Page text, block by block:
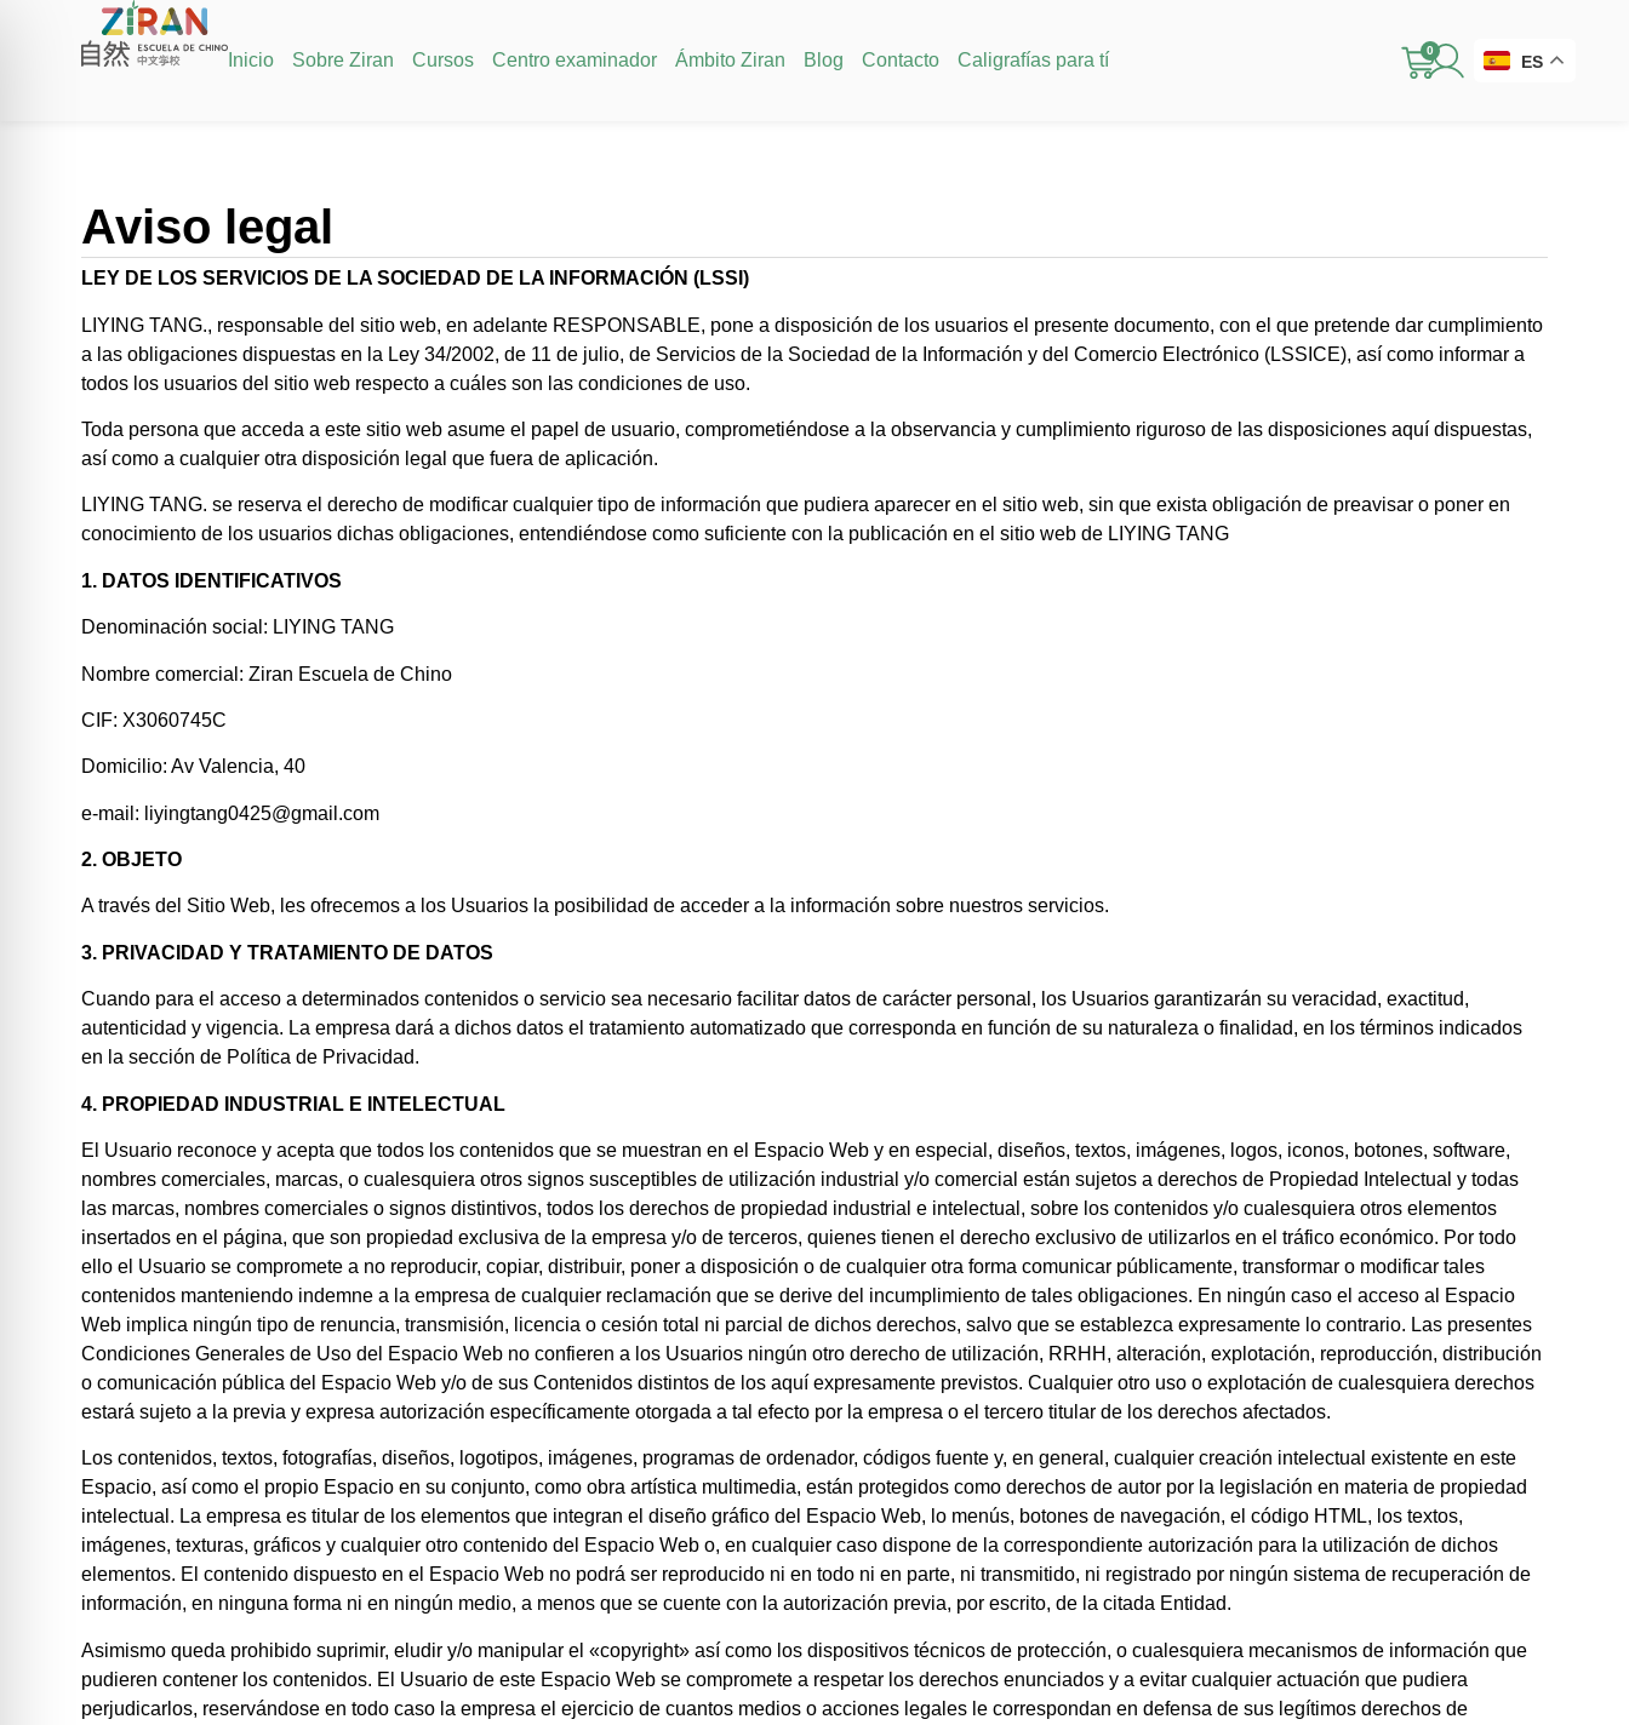
Inicio Sobre Ziran Cursos Centro examinador Ámbito Ziran Blog Contacto Caligrafías para tí ES
0
Aviso legal
LEY DE LOS SERVICIOS DE LA SOCIEDAD DE LA INFORMACIÓN (LSSI)
LIYING TANG., responsable del sitio web, en adelante RESPONSABLE, pone a disposición de los usuarios el presente documento, con el que pretende dar cumplimiento
a las obligaciones dispuestas en la Ley 34/2002, de 11 de julio, de Servicios de la Sociedad de la Información y del Comercio Electrónico (LSSICE), así como informar a
todos los usuarios del sitio web respecto a cuáles son las condiciones de uso.
Toda persona que acceda a este sitio web asume el papel de usuario, comprometiéndose a la observancia y cumplimiento riguroso de las disposiciones aquí dispuestas,
así como a cualquier otra disposición legal que fuera de aplicación.
LIYING TANG. se reserva el derecho de modificar cualquier tipo de información que pudiera aparecer en el sitio web, sin que exista obligación de preavisar o poner en
conocimiento de los usuarios dichas obligaciones, entendiéndose como suficiente con la publicación en el sitio web de LIYING TANG
1. DATOS IDENTIFICATIVOS
Denominación social: LIYING TANG
Nombre comercial: Ziran Escuela de Chino
CIF: X3060745C
Domicilio: Av Valencia, 40
e-mail: liyingtang0425@gmail.com
2. OBJETO
A través del Sitio Web, les ofrecemos a los Usuarios la posibilidad de acceder a la información sobre nuestros servicios.
3. PRIVACIDAD Y TRATAMIENTO DE DATOS
Cuando para el acceso a determinados contenidos o servicio sea necesario facilitar datos de carácter personal, los Usuarios garantizarán su veracidad, exactitud,
autenticidad y vigencia. La empresa dará a dichos datos el tratamiento automatizado que corresponda en función de su naturaleza o finalidad, en los términos indicados
en la sección de Política de Privacidad.
4. PROPIEDAD INDUSTRIAL E INTELECTUAL
El Usuario reconoce y acepta que todos los contenidos que se muestran en el Espacio Web y en especial, diseños, textos, imágenes, logos, iconos, botones, software,
nombres comerciales, marcas, o cualesquiera otros signos susceptibles de utilización industrial y/o comercial están sujetos a derechos de Propiedad Intelectual y todas
las marcas, nombres comerciales o signos distintivos, todos los derechos de propiedad industrial e intelectual, sobre los contenidos y/o cualesquiera otros elementos
insertados en el página, que son propiedad exclusiva de la empresa y/o de terceros, quienes tienen el derecho exclusivo de utilizarlos en el tráfico económico. Por todo
ello el Usuario se compromete a no reproducir, copiar, distribuir, poner a disposición o de cualquier otra forma comunicar públicamente, transformar o modificar tales
contenidos manteniendo indemne a la empresa de cualquier reclamación que se derive del incumplimiento de tales obligaciones. En ningún caso el acceso al Espacio
Web implica ningún tipo de renuncia, transmisión, licencia o cesión total ni parcial de dichos derechos, salvo que se establezca expresamente lo contrario. Las presentes
Condiciones Generales de Uso del Espacio Web no confieren a los Usuarios ningún otro derecho de utilización, RRHH, alteración, explotación, reproducción, distribución
o comunicación pública del Espacio Web y/o de sus Contenidos distintos de los aquí expresamente previstos. Cualquier otro uso o explotación de cualesquiera derechos
estará sujeto a la previa y expresa autorización específicamente otorgada a tal efecto por la empresa o el tercero titular de los derechos afectados.
Los contenidos, textos, fotografías, diseños, logotipos, imágenes, programas de ordenador, códigos fuente y, en general, cualquier creación intelectual existente en este
Espacio, así como el propio Espacio en su conjunto, como obra artística multimedia, están protegidos como derechos de autor por la legislación en materia de propiedad
intelectual. La empresa es titular de los elementos que integran el diseño gráfico del Espacio Web, lo menús, botones de navegación, el código HTML, los textos,
imágenes, texturas, gráficos y cualquier otro contenido del Espacio Web o, en cualquier caso dispone de la correspondiente autorización para la utilización de dichos
elementos. El contenido dispuesto en el Espacio Web no podrá ser reproducido ni en todo ni en parte, ni transmitido, ni registrado por ningún sistema de recuperación de
información, en ninguna forma ni en ningún medio, a menos que se cuente con la autorización previa, por escrito, de la citada Entidad.
Asimismo queda prohibido suprimir, eludir y/o manipular el «copyright» así como los dispositivos técnicos de protección, o cualesquiera mecanismos de información que
pudieren contener los contenidos. El Usuario de este Espacio Web se compromete a respetar los derechos enunciados y a evitar cualquier actuación que pudiera
perjudicarlos, reservándose en todo caso la empresa el ejercicio de cuantos medios o acciones legales le correspondan en defensa de sus legítimos derechos de